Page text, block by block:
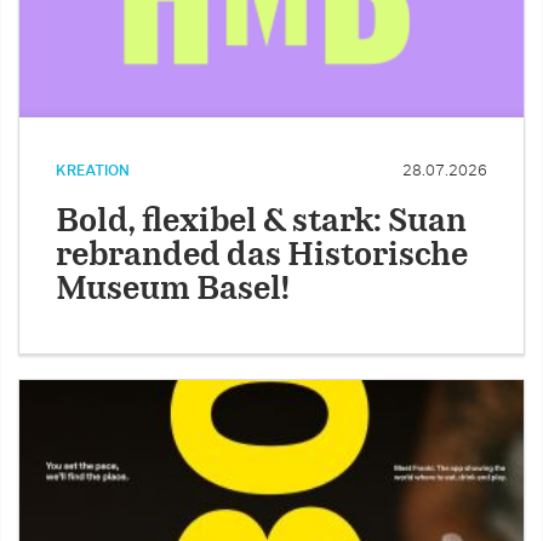
KREATION 28.07.2026
Bold, flexibel & stark: Suan
rebranded das Historische
Museum Basel!